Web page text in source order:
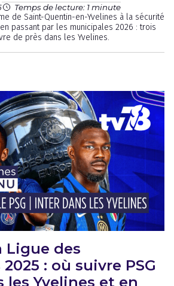
Temps de lecture: 1 minute
de Saint-Quentin-en-Yvelines à la sécurité
passant par les municipales 2026 : trois
de près dans les Yvelines.
Ligue des
: où suivre PSG
les Yvelines et en